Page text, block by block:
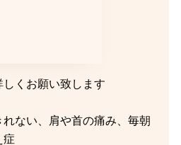
しくお願い致します
ない、肩や首の痛み、毎朝
症